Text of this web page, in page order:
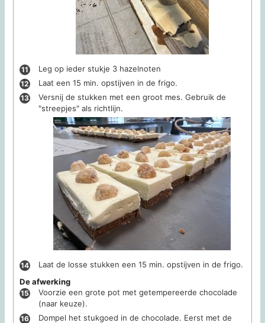
Leg op ieder stukje 3 hazelnoten
Laat een 15 min. opstijven in de frigo.
Versnij de stukken met een groot mes. Gebruik de
"streepjes" als richtlijn.
Laat de losse stukken een 15 min. opstijven in de frigo.
De afwerking
Voorzie een grote pot met getempereerde chocolade
(naar keuze).
Dompel het stukgoed in de chocolade. Eerst met de